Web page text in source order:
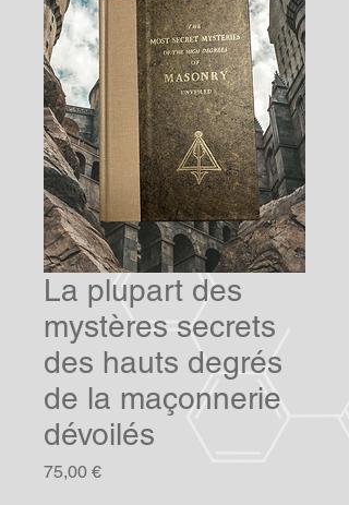
La plupart des
mystères secrets
des hauts degrés
de la maçonnerie
dévoilés
75,00 €Prix